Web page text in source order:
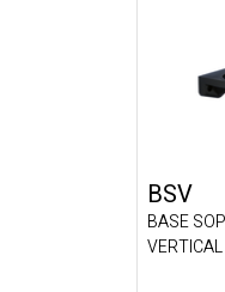
BSV
BASE
VERTICAL